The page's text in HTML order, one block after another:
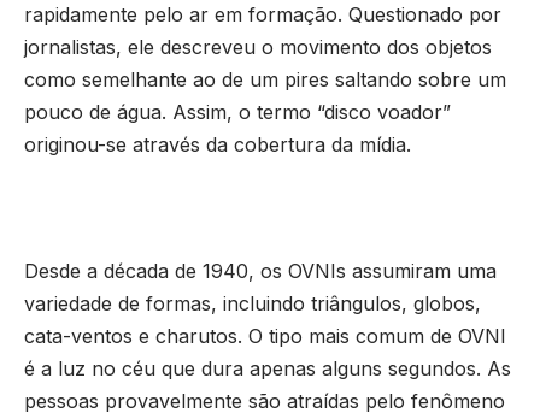
rapidamente pelo ar em formação. Questionado por
jornalistas, ele descreveu o movimento dos objetos
como semelhante ao de um pires saltando sobre um
pouco de água. Assim, o termo “disco voador”
originou-se através da cobertura da mídia.
Desde a década de 1940, os OVNIs assumiram uma
variedade de formas, incluindo triângulos, globos,
cata-ventos e charutos. O tipo mais comum de OVNI
é a luz no céu que dura apenas alguns segundos. As
pessoas provavelmente são atraídas pelo fenômeno